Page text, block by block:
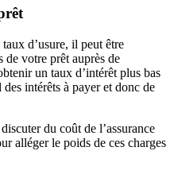
d’usure, il peut être
votre prêt auprès de
un taux d’intérêt plus bas
intérêts à payer et donc de
du coût de l’assurance
alléger le poids de ces charges